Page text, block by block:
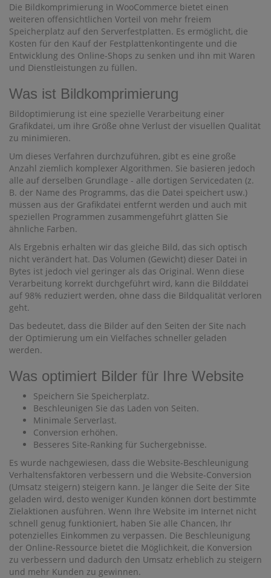
Die Bildkomprimierung in WooCommerce bietet einen
weiteren offensichtlichen Vorteil von mehr freiem
Speicherplatz auf den Serverfestplatten. Es ermöglicht, die
Kosten für den Kauf der Festplattenkontingente und die
Entwicklung des Online-Shops zu senken und ihn mit Waren
und Dienstleistungen zu füllen.
Was ist Bildkomprimierung
Bildoptimierung ist eine spezielle Verarbeitung einer
Grafikdatei, um ihre Größe ohne Verlust der visuellen Qualität
zu minimieren.
Um dieses Verfahren durchzuführen, gibt es eine große
Anzahl ziemlich komplexer Algorithmen. Sie basieren jedoch
alle auf derselben Grundlage - alle dortigen Servicedaten (z.
B. der Name des Programms, das die Datei speichert usw.)
müssen aus der Grafikdatei entfernt werden und auch mit
speziellen Programmen zusammengeführt glätten Sie
ähnliche Farben.
Als Ergebnis erhalten wir das gleiche Bild, das sich optisch
nicht verändert hat. Das Volumen (Gewicht) dieser Datei in
Bytes ist jedoch viel geringer als das Original. Wenn diese
Verarbeitung korrekt durchgeführt wird, kann die Bilddatei
auf 98% reduziert werden, ohne dass die Bildqualität verloren
geht.
Das bedeutet, dass die Bilder auf den Seiten der Site nach
der Optimierung um ein Vielfaches schneller geladen
werden.
Was optimiert Bilder für Ihre Website
Speichern Sie Speicherplatz.
Beschleunigen Sie das Laden von Seiten.
Minimale Serverlast.
Conversion erhöhen.
Besseres Site-Ranking für Suchergebnisse.
Es wurde nachgewiesen, dass die Website-Beschleunigung
Verhaltensfaktoren verbessern und die Website-Conversion
(Umsatz steigern) steigern kann. Je länger die Seite der Site
geladen wird, desto weniger Kunden können dort bestimmte
Zielaktionen ausführen. Wenn Ihre Website im Internet nicht
schnell genug funktioniert, haben Sie alle Chancen, Ihr
potenzielles Einkommen zu verpassen. Die Beschleunigung
der Online-Ressource bietet die Möglichkeit, die Konversion
zu verbessern und dadurch den Umsatz erheblich zu steigern
und mehr Kunden zu gewinnen.